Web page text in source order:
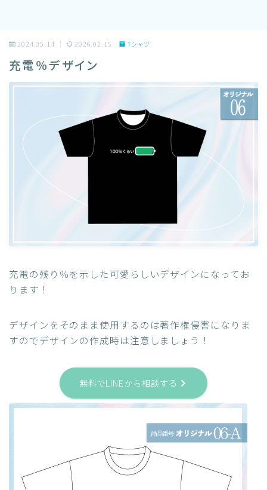
2024.05.14 2026.02.15 Tシャツ
充電％デザイン
充電の残り％を示した可愛らしいデザインになってお
ります！
デザインをそのまま使用するのは著作権侵害になりま
すのでデザインの作成時は注意しましょう！
無料でLINEから相談する